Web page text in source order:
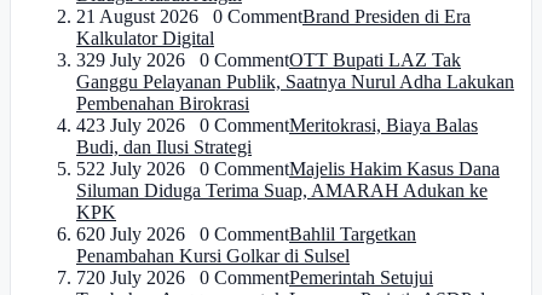
21 August 2026 0 CommentBrand Presiden di Era
Kalkulator Digital
329 July 2026 0 CommentOTT Bupati LAZ Tak
Ganggu Pelayanan Publik, Saatnya Nurul Adha Lakukan
Pembenahan Birokrasi
423 July 2026 0 CommentMeritokrasi, Biaya Balas
Budi, dan Ilusi Strategi
522 July 2026 0 CommentMajelis Hakim Kasus Dana
Siluman Diduga Terima Suap, AMARAH Adukan ke
KPK
620 July 2026 0 CommentBahlil Targetkan
Penambahan Kursi Golkar di Sulsel
720 July 2026 0 CommentPemerintah Setujui